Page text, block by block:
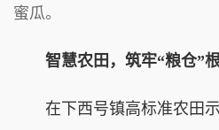
蜜瓜。
智慧农田，筑牢“粮仓”
在下西号镇高标准农田示